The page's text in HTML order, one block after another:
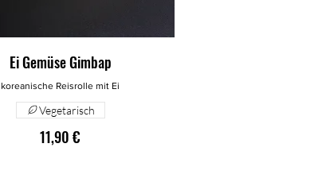
Ei Gemüse Gimbap
koreanische Reisrolle mit Ei
11,90 €
Vegetarisch